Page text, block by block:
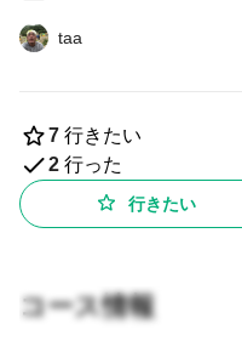
taa
7 行きたい
2 行った
行きたい
コース情報